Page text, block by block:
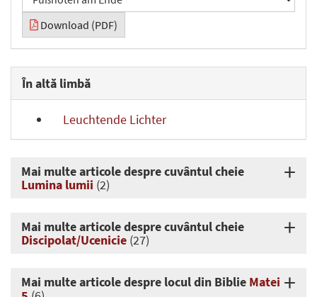
Download (PDF)
În altă limbă
Leuchtende Lichter
Mai multe articole despre cuvântul cheie
Lumina lumii (2)
Mai multe articole despre cuvântul cheie
Discipolat/Ucenicie (27)
Mai multe articole despre locul din Biblie Matei